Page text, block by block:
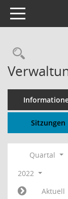
Toggle navigation
Sitzungen
Quartal
2022
Aktuell